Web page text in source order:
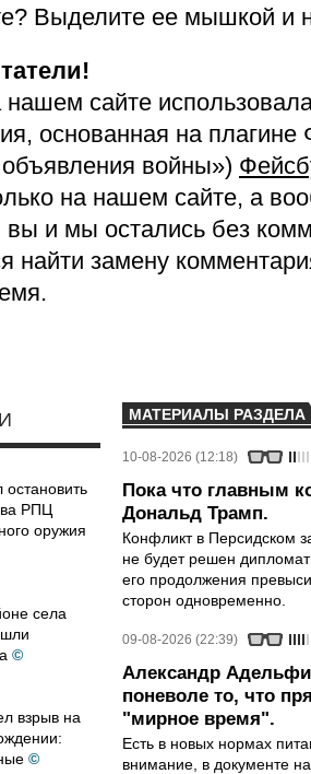
Выделите ее мышкой и
сайте
основанная на
объявления войны»)
на нашем сайте, а
и мы остались без
найти замену
РПЦ
оружия
села
©
взрыв на
©
МАТЕРИАЛЫ РАЗДЕЛА
10-08-2026 (12:18)
Пока что главным
Дональд Трамп.
Конфликт в Персидском
не будет решен
его продолжения
сторон одновременно.
09-08-2026 (22:39)
Александр
поневоле то, что
"мирное время".
Есть в новых нормах
внимание, в документе